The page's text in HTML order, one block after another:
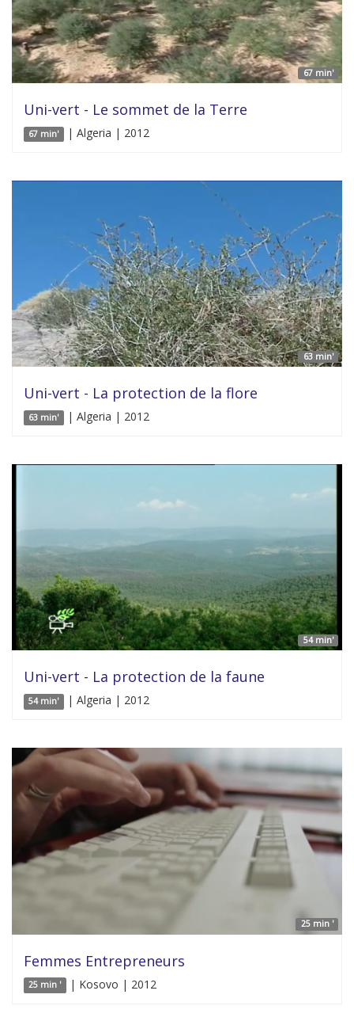
67 min'
Uni-vert - Le sommet de la Terre
67 min' | Algeria | 2012
63 min'
Uni-vert - La protection de la flore
63 min' | Algeria | 2012
54 min'
Uni-vert - La protection de la faune
54 min' | Algeria | 2012
25 min '
Femmes Entrepreneurs
25 min ' | Kosovo | 2012